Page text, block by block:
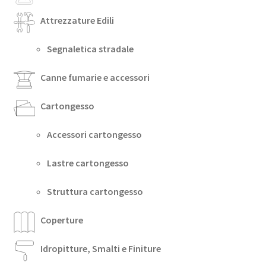
Attrezzature Edili
Segnaletica stradale
Canne fumarie e accessori
Cartongesso
Accessori cartongesso
Lastre cartongesso
Struttura cartongesso
Coperture
Idropitture, Smalti e Finiture